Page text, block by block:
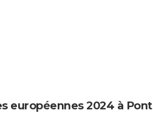
européennes 2024 à